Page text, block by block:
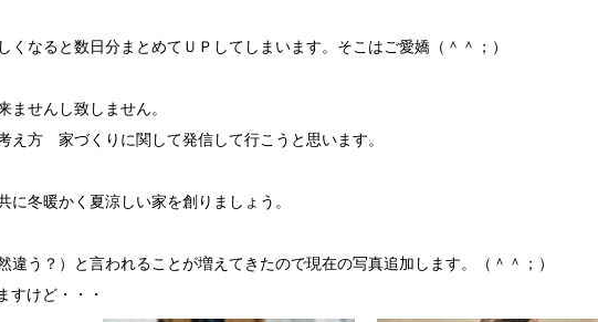
なると数日分まとめてＵＰしてしまいます。そこはご愛嬌（＾＾；）
せんし致しません。
え方 家づくりに関して発信して行こうと思います。
冬暖かく夏涼しい家を創りましょう。
？）と言われることが増えてきたので現在の写真追加します。（＾＾；）
すけど・・・